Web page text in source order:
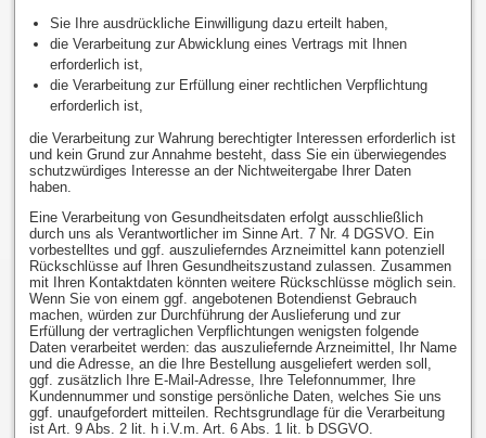
Sie Ihre ausdrückliche Einwilligung dazu erteilt haben,
die Verarbeitung zur Abwicklung eines Vertrags mit Ihnen
erforderlich ist,
die Verarbeitung zur Erfüllung einer rechtlichen Verpflichtung
erforderlich ist,
die Verarbeitung zur Wahrung berechtigter Interessen erforderlich ist
und kein Grund zur Annahme besteht, dass Sie ein überwiegendes
schutzwürdiges Interesse an der Nichtweitergabe Ihrer Daten
haben.
Eine Verarbeitung von Gesundheitsdaten erfolgt ausschließlich
durch uns als Verantwortlicher im Sinne Art. 7 Nr. 4 DGSVO. Ein
vorbestelltes und ggf. auszulieferndes Arzneimittel kann potenziell
Rückschlüsse auf Ihren Gesundheitszustand zulassen. Zusammen
mit Ihren Kontaktdaten könnten weitere Rückschlüsse möglich sein.
Wenn Sie von einem ggf. angebotenen Botendienst Gebrauch
machen, würden zur Durchführung der Auslieferung und zur
Erfüllung der vertraglichen Verpflichtungen wenigsten folgende
Daten verarbeitet werden: das auszuliefernde Arzneimittel, Ihr Name
und die Adresse, an die Ihre Bestellung ausgeliefert werden soll,
ggf. zusätzlich Ihre E-Mail-Adresse, Ihre Telefonnummer, Ihre
Kundennummer und sonstige persönliche Daten, welches Sie uns
ggf. unaufgefordert mitteilen. Rechtsgrundlage für die Verarbeitung
ist Art. 9 Abs. 2 lit. h i.V.m. Art. 6 Abs. 1 lit. b DSGVO.